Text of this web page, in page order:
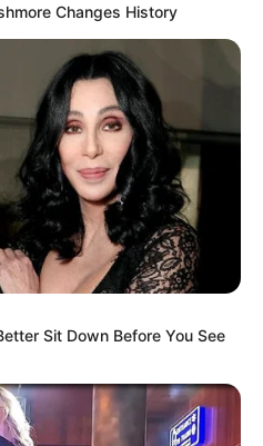
Changes History
Sit Down Before You See